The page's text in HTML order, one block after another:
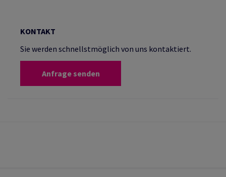
KONTAKT
Sie werden schnellstmöglich von uns kontaktiert.
Anfrage senden